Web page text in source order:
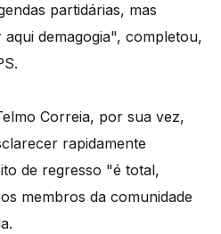
partidárias, mas
demagogia", completou,
Correia, por sua vez,
rapidamente
de regresso "é total,
membros da comunidade